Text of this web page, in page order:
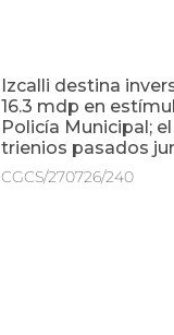
Izcalli destina
16.3 mdp en
Policía Municipal;
trienios pasados
CGCS/270726/240